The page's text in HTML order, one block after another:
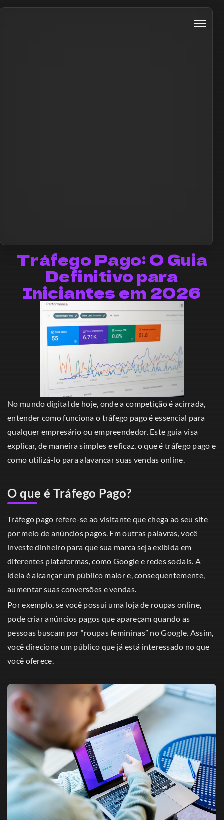
Tráfego Pago: O Guia
Definitivo para
Iniciantes em 2026
No mundo digital de hoje, onde a competição é acirrada,
entender como funciona o tráfego pago é essencial para
qualquer empresário ou empreendedor. Este guia visa
explicar, de maneira simples e eficaz, o que é tráfego pago e
como utilizá-lo para alavancar suas vendas online.
O que é Tráfego Pago?
Tráfego pago refere-se ao visitante que chega ao seu site
por meio de anúncios pagos. Em outras palavras, você
investe dinheiro para que sua marca seja exibida em
diferentes plataformas, como Google e redes sociais. A
ideia é alcançar um público maior e, consequentemente,
aumentar suas conversões e vendas.
Por exemplo, se você possui uma loja de roupas online,
pode criar anúncios pagos que apareçam quando as
pessoas buscam por “roupas femininas” no Google. Assim,
você direciona um público que já está interessado no que
você oferece.